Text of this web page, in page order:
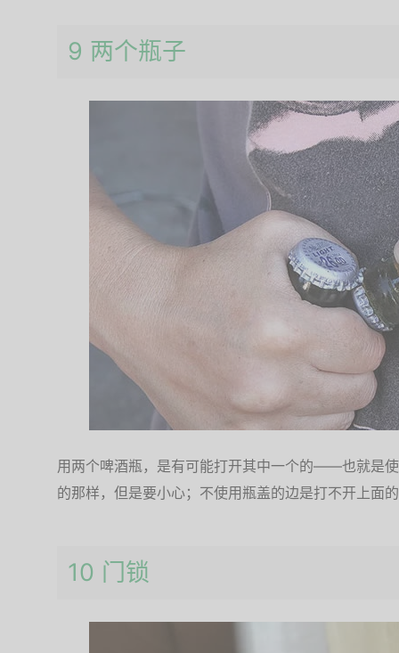
9 两个瓶子
用两个啤酒瓶，是有可能打开其中一个的——也就是
的那样，但是要小心；不使用瓶盖的边是打不开上面
10 门锁